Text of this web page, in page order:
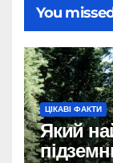
You
ЦІКАВІ ФАКТИ
Який